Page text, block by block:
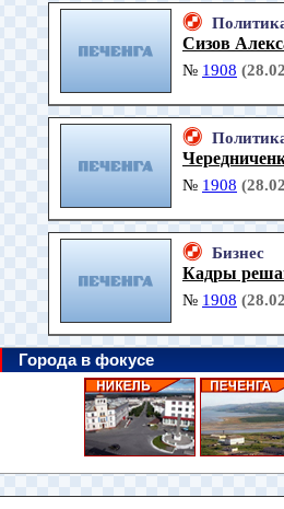
Сизов
№ 1908
№ 1908
Бизнес
Кадры
№ 1908
Города в фокусе